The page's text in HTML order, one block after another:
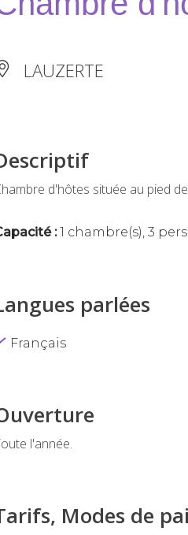
LAUZERTE
d'hôtes située au pied
:1 chambre(s), 3
parlées
Français
l'année.
Modes de